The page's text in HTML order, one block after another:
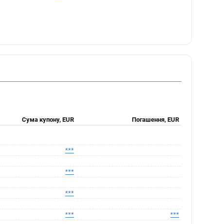
Сума купону, EUR Погашення, EUR
***
***
***
***
***